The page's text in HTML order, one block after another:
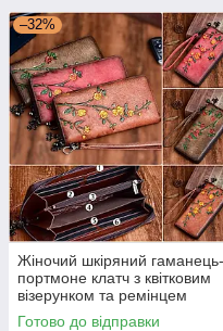
–32%
Жіночий шкіряний гаманець-
портмоне клатч з квітковим
візерунком та ремінцем
Готово до відправки